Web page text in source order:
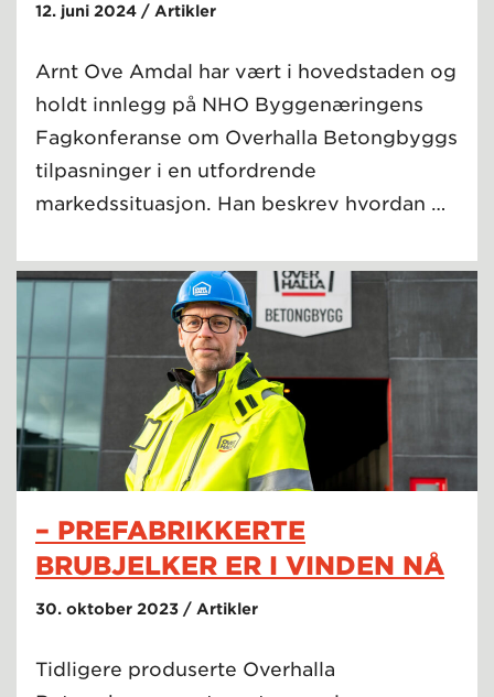
12. juni 2024 / Artikler
Arnt Ove Amdal har vært i hovedstaden og
holdt innlegg på NHO Byggenæringens
Fagkonferanse om Overhalla Betongbyggs
tilpasninger i en utfordrende
markedssituasjon. Han beskrev hvordan …
– PREFABRIKKERTE
BRUBJELKER ER I VINDEN NÅ
30. oktober 2023 / Artikler
Tidligere produserte Overhalla